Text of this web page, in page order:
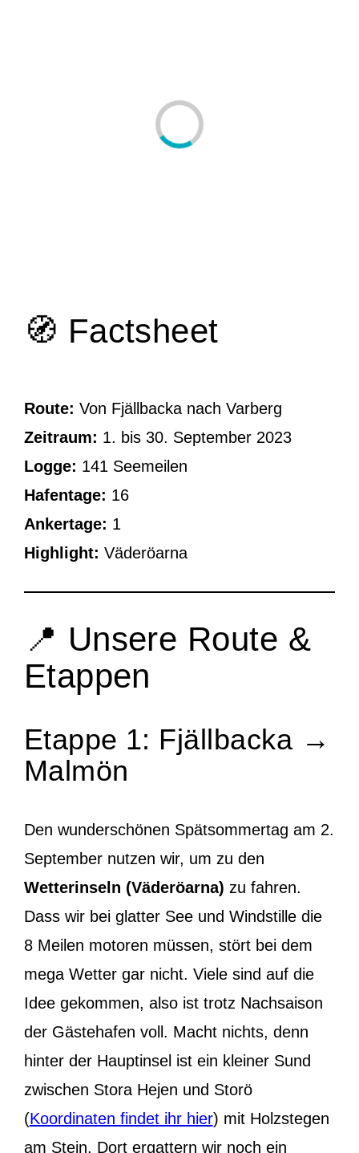
🧭 Factsheet
Route: Von Fjällbacka nach Varberg
Zeitraum: 1. bis 30. September 2023
Logge: 141 Seemeilen
Hafentage: 16
Ankertage: 1
Highlight: Väderöarna
📍 Unsere Route &
Etappen
Etappe 1: Fjällbacka →
Malmön
Den wunderschönen Spätsommertag am 2.
September nutzen wir, um zu den
Wetterinseln (Väderöarna) zu fahren.
Dass wir bei glatter See und Windstille die
8 Meilen motoren müssen, stört bei dem
mega Wetter gar nicht. Viele sind auf die
Idee gekommen, also ist trotz Nachsaison
der Gästehafen voll. Macht nichts, denn
hinter der Hauptinsel ist ein kleiner Sund
zwischen Stora Hejen und Storö
(Koordinaten findet ihr hier) mit Holzstegen
am Stein. Dort ergattern wir noch ein